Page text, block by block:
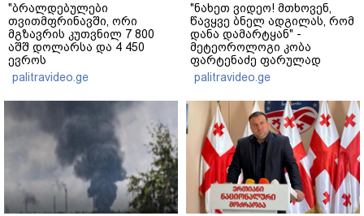
"ბრალდებულები
თვითმფრინავში, ორი
მგზავრის კუთვნილ 7 800
აშშ დოლარსა და 4 450
ევროს
მართლსაწინააღმდეგოდ
დაეუფლნენ" - დანაშაულის
რა დეტალები ხდება
palitravideo.ge
"ნახეთ ვიდეო! მთხოვენ,
წავყვე ბნელ ადგილას, რომ
დანა დამარტყან" -
მეტეოროლოგი კობა
ფარტენაძე ფარულად
გადაღებულ კადრებს
აქვეყნებს
palitravideo.ge